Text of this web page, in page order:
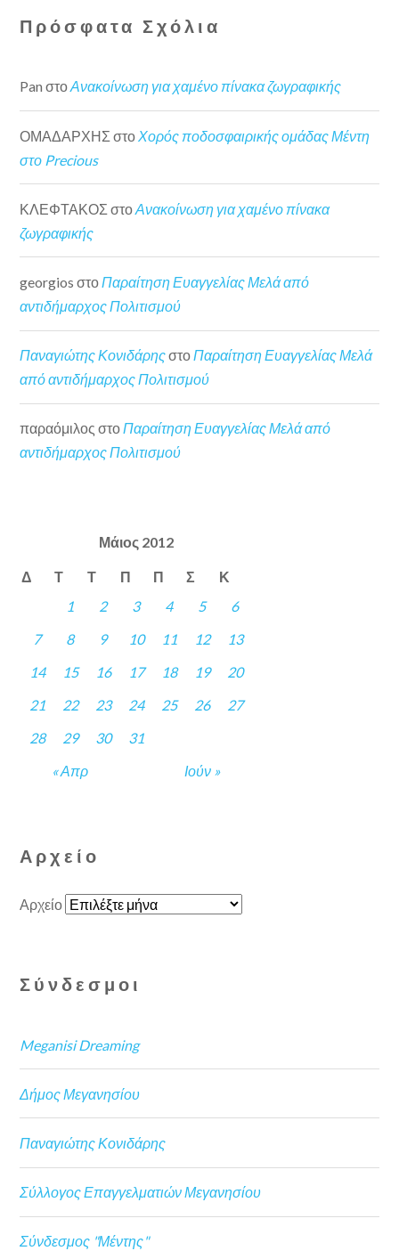
Πρόσφατα Σχόλια
Pan στοΑνακοίνωση για χαμένο πίνακα ζωγραφικής
ΟΜΑΔΑΡΧΗΣ στο Χορός ποδοσφαιρικής ομάδας Μέντη
στο Precious
ΚΛΕΦΤΑΚΟΣ στοΑνακοίνωση για χαμένο πίνακα
ζωγραφικής
georgios στοΠαραίτηση Ευαγγελίας Μελά από
αντιδήμαρχος Πολιτισμού
Παναγιώτης ΚονιδάρηςστοΠαραίτηση Ευαγγελίας Μελά
από αντιδήμαρχος Πολιτισμού
παραόμιλος στοΠαραίτηση Ευαγγελίας Μελά από
αντιδήμαρχος Πολιτισμού
Μάιος 2012
Δ Τ Τ Π Π Σ Κ
« Απρ Ιούν »
1 2 3 4 5
6
7
8 9 10 11 12
13
14
15 16 17 18 19
20
21
22 23 24 25 26
27
28
29 30 31
Αρχείο
Αρχείο
Σύνδεσμοι
Meganisi Dreaming
Δήμος Μεγανησίου
Παναγιώτης Κονιδάρης
Σύλλογος Επαγγελματιών Μεγανησίου
Σύνδεσμος "Μέντης"